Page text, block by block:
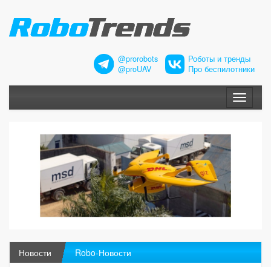
@prorobots
@proUAV
Роботы и тренды
Про беспилотники
Меню
Новости Robo-Новости